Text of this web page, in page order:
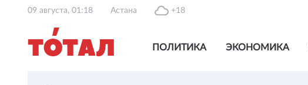
09 августа, 01:18 Астана +18
ПОЛИТИКА ЭКОНОМИКА